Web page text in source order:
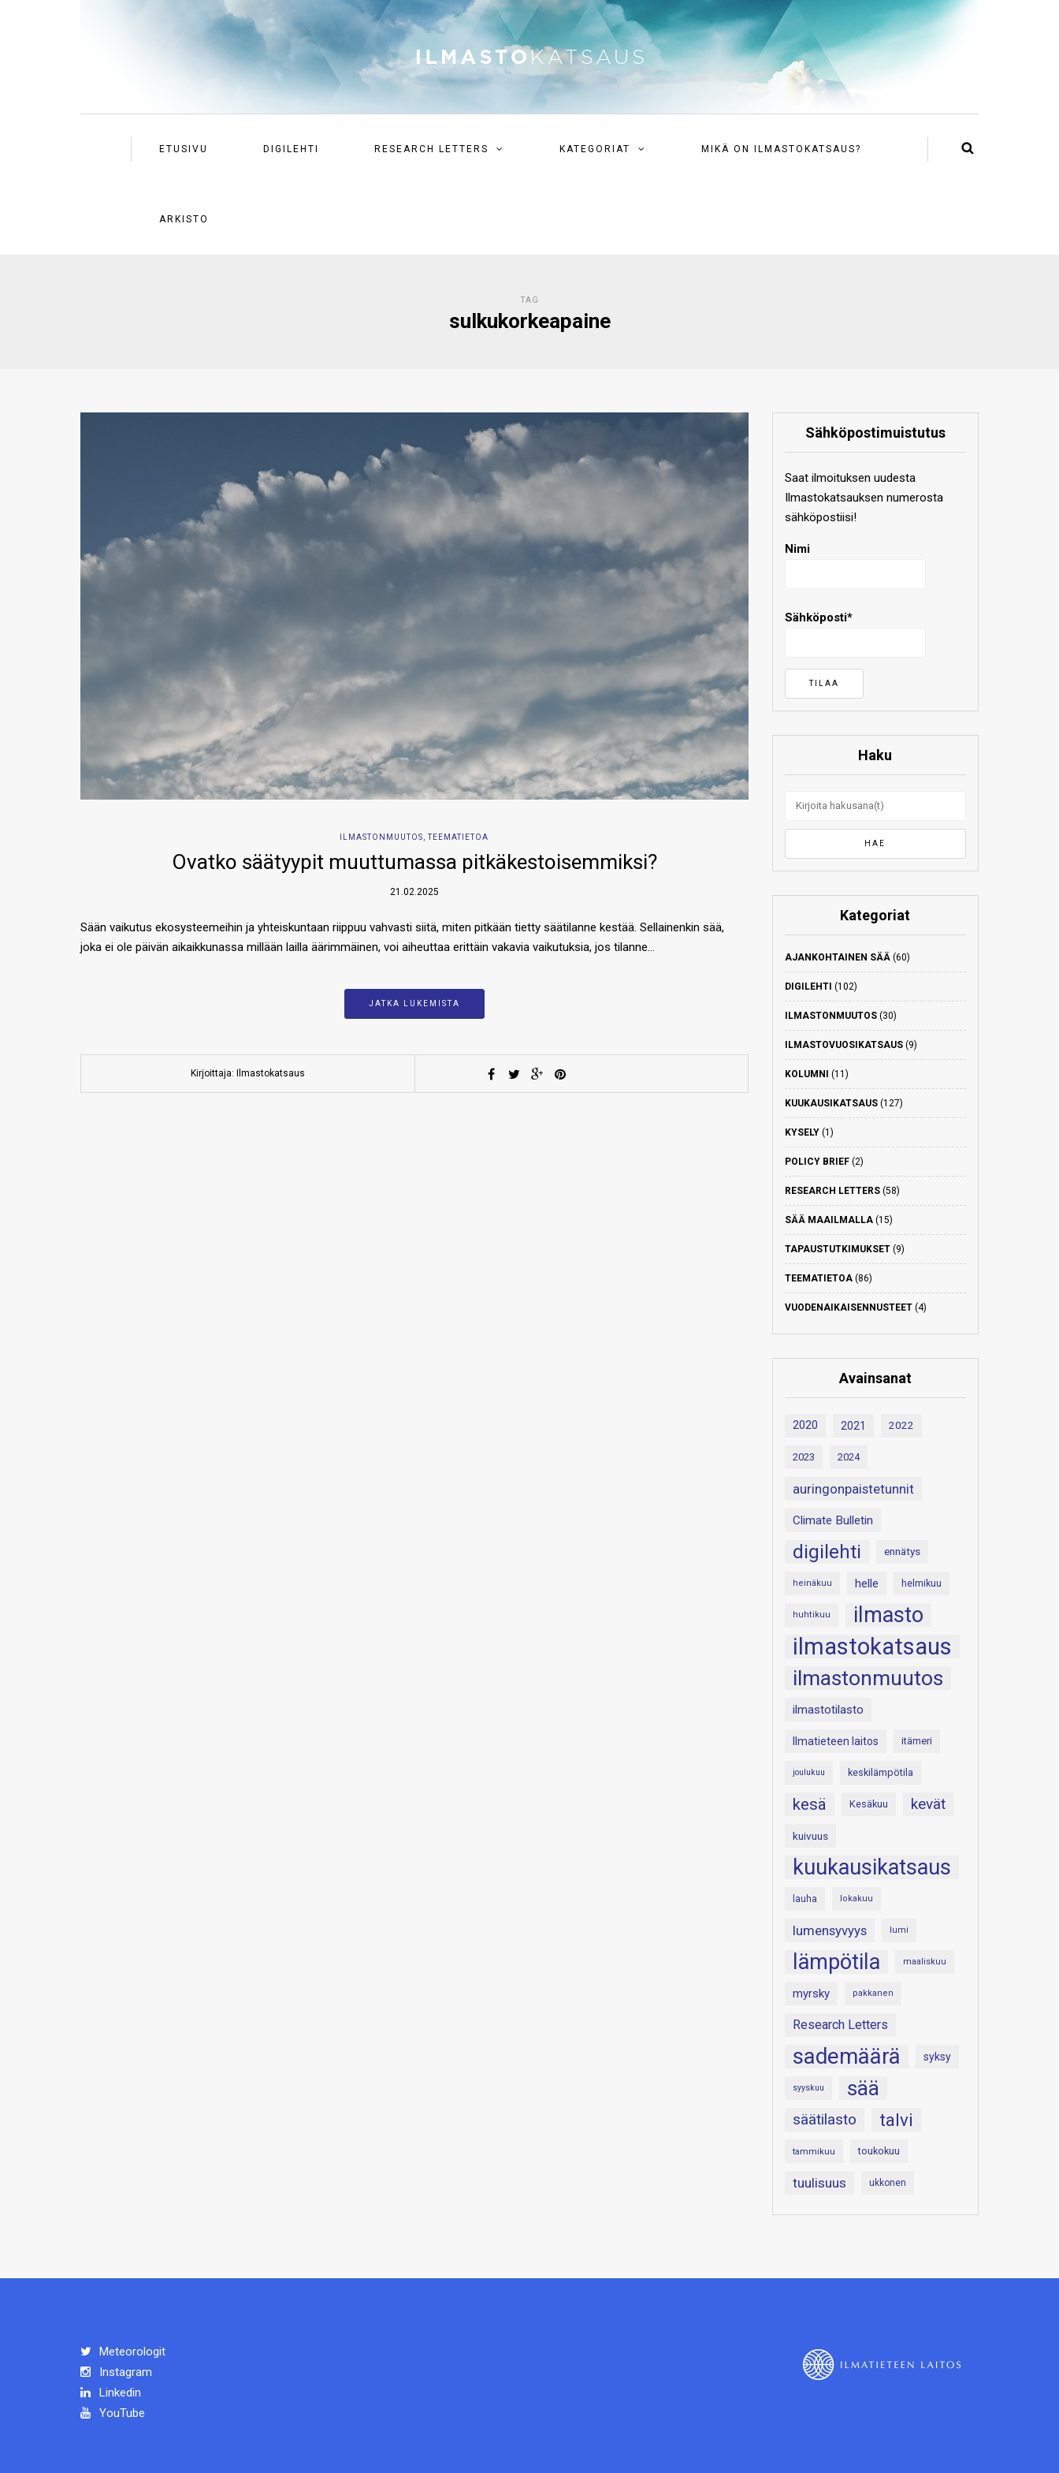
ETUSIVU DIGILEHTI RESEARCH LETTERS KATEGORIAT MIKÄ ON ILMASTOKATSAUS?
ARKISTO
TAG
sulkukorkeapaine
ILMASTONMUUTOS ,TEEMATIETOA
Ovatko säätyypit muuttumassa pitkäkestoisemmiksi?
21.02.2025
Sään vaikutus ekosysteemeihin ja yhteiskuntaan riippuu vahvasti siitä, miten pitkään tietty säätilanne kestää. Sellainenkin sää,
joka ei ole päivän aikaikkunassa millään lailla äärimmäinen, voi aiheuttaa erittäin vakavia vaikutuksia, jos tilanne…
JATKA LUKEMISTA
Kirjoittaja: Ilmastokatsaus
Sähköpostimuistutus
Saat ilmoituksen uudesta
Ilmastokatsauksen numerosta
sähköpostiisi!
Nimi
Sähköposti*
Haku
Kategoriat
AJANKOHTAINEN SÄÄ(60)
DIGILEHTI (102)
ILMASTONMUUTOS(30)
ILMASTOVUOSIKATSAUS(9)
KOLUMNI (11)
KUUKAUSIKATSAUS(127)
KYSELY(1)
POLICY BRIEF(2)
RESEARCH LETTERS(58)
SÄÄ MAAILMALLA(15)
TAPAUSTUTKIMUKSET(9)
TEEMATIETOA(86)
VUODENAIKAISENNUSTEET(4)
Avainsanat
2020 2021 2022
2023 2024
auringonpaistetunnit
Climate Bulletin
digilehti ennätys
heinäkuu helle helmikuu
huhtikuu ilmasto
ilmastokatsaus
ilmastonmuutos
ilmastotilasto
Ilmatieteen laitos itämeri
joulukuu keskilämpötila
kesä Kesäkuu kevät
kuivuus
kuukausikatsaus
lauha lokakuu
lumensyvyys lumi
lämpötila maaliskuu
myrsky pakkanen
Research Letters
sademäärä syksy
syyskuu sää
säätilasto talvi
tammikuu toukokuu
tuulisuus ukkonen
Meteorologit
Instagram
Linkedin
YouTube